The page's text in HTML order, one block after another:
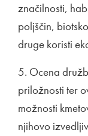
značilnosti,
poljščin,
druge koristi
5. Ocena
priložnosti ter
možnosti
njihovo